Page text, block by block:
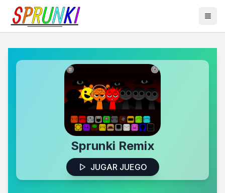
Sprunki Remix
JUGAR JUEGO